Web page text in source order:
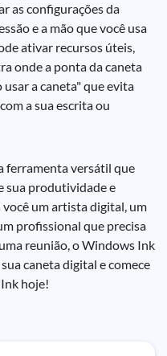
as configurações da
e a mão que você usa
ativar recursos úteis,
onde a ponta da caneta
a caneta" que evita
a sua escrita ou
ferramenta versátil que
sua produtividade e
um artista digital, um
profissional que precisa
reunião, o Windows Ink
caneta digital e comece
hoje!